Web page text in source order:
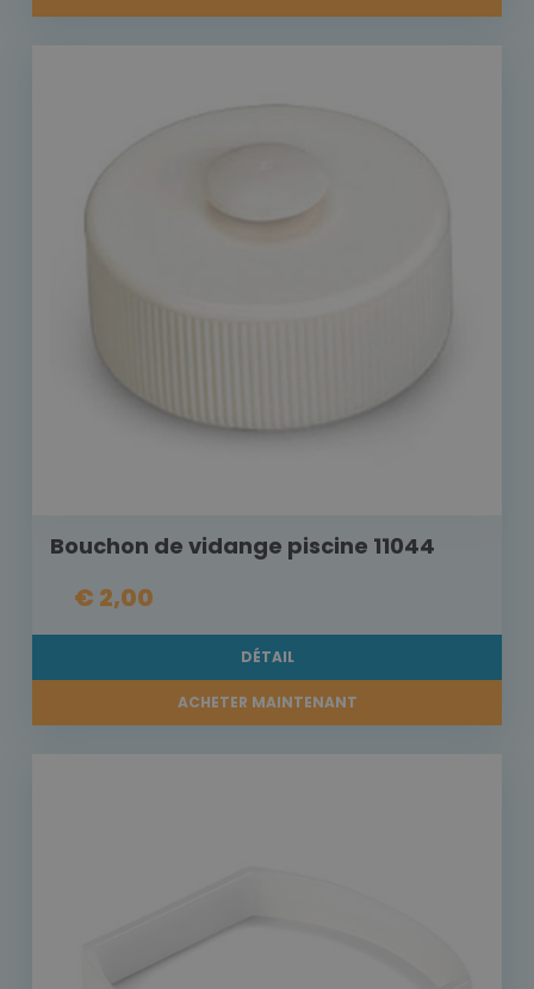
Bouchon de vidange piscine 11044
€ 2,00
DÉTAIL
ACHETER MAINTENANT